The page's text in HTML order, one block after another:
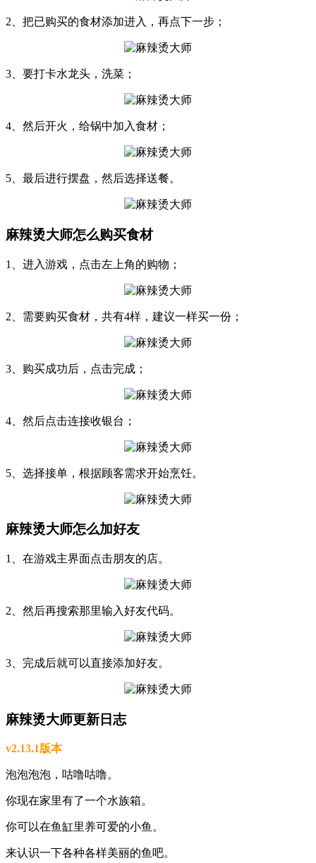
2、把已购买的食材添加进入，再点下一步；
3、要打卡水龙头，洗菜；
4、然后开火，给锅中加入食材；
5、最后进行摆盘，然后选择送餐。
麻辣烫大师怎么购买食材
1、进入游戏，点击左上角的购物；
2、需要购买食材，共有4样，建议一样买一份；
3、购买成功后，点击完成；
4、然后点击连接收银台；
5、选择接单，根据顾客需求开始烹饪。
麻辣烫大师怎么加好友
1、在游戏主界面点击朋友的店。
2、然后再搜索那里输入好友代码。
3、完成后就可以直接添加好友。
麻辣烫大师更新日志
v2.13.1版本
泡泡泡泡，咕噜咕噜。
你现在家里有了一个水族箱。
你可以在鱼缸里养可爱的小鱼。
来认识一下各种各样美丽的鱼吧。